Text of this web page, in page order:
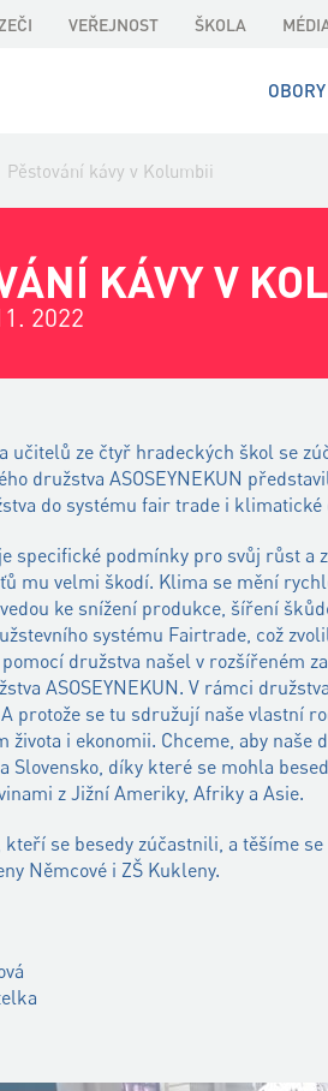
VEŘEJNOST ŠKOLA
Pěstování kávy v Kolumbii
KÁVY V
2022
učitelů ze čtyř hradeckých škol se
družstva ASOSEYNEKUN
do systému fair trade i
specifické podmínky pro svůj růst
mu velmi škodí. Klima se mění
ke snížení produkce, šíření
systému Fairtrade, což
pomocí družstva našel v rozšířeném
ASOSEYNEKUN. V rámci
protože se tu sdružují naše vlastní
života i ekonomii. Chceme, aby
Slovensko, díky které se mohla
z Jižní Ameriky, Afriky a Asie.
kteří se besedy zúčastnili, a těšíme
Němcové i ZŠ Kukleny.